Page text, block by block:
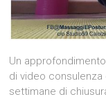
Un
di video
settimane di